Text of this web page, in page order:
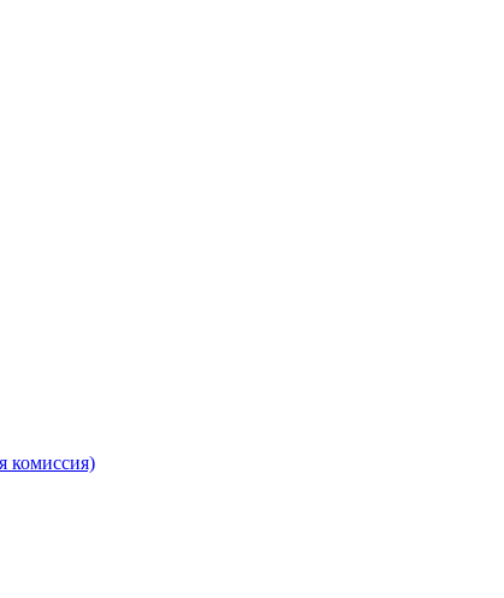
комиссия)